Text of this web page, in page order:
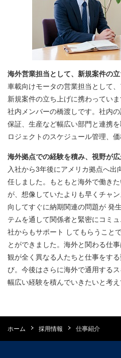
海外営業担当として、新規案件の立
車載向けモータの営業担当として
新規案件の立ち上げに携わってい
社内メンバーの橋渡しです。社内
保証、生産など幅広い部門と連携
ロジェクトのスケジュール管理、
海外拠点での経験を積み、視野が広
入社から3年後にアメリカ拠点へ
任しました。もともと海外で働き
が、想像していたよりも早くチャ
向してすぐに納期関連の問題が 発
テムを通して関係者と緊密にコミ
社からもサポート してもらうこと
とができました。海外と関わる仕
観が全く異なる人たちと仕事をす
び。今後はさらに海外で通用する
幅広い経験を積んでいきたいと考え
ホーム 採用情報 仕事紹介